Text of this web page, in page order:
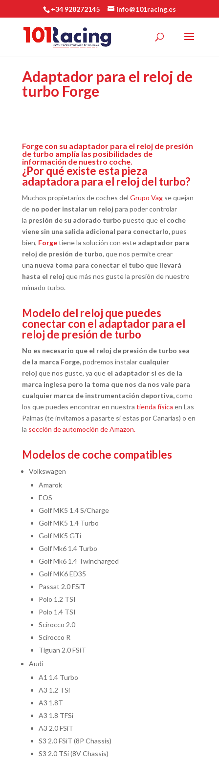
+34 928272145 info@101racing.es
Adaptador para el reloj de
turbo Forge
Forge con su adaptador para el reloj de presión
de turbo amplía las posibilidades de
información de nuestro coche.
¿Por qué existe esta pieza
adaptadora para el reloj del turbo?
Muchos propietarios de coches del Grupo Vagse quejan
de no poder instalar un reloj para poder controlar
la presión de su adorado turbo puesto queel coche
viene sin una salida adicional para conectarlo,pues
bien, Forgetiene la solución con este adaptador para
reloj de presión de turbo, que nos permite crear
una nueva toma para conectar el tubo que llevará
hasta el reloj que más nos guste la presión de nuestro
mimado turbo.
Modelo del reloj que puedes
conectar con el adaptador para el
reloj de presión de turbo
No es necesario que el reloj de presión de turbo sea
de la marca Forge,podremos instalar cualquier
reloj que nos guste, ya que el adaptador si es de la
marca inglesa pero la toma que nos da nos vale para
cualquier marca de instrumentación deportiva,como
los que puedes encontrar en nuestra tienda física en Las
Palmas (te invitamos a pasarte si estas por Canarias) o en
la sección de automoción de Amazon.
Modelos de coche compatibles
Volkswagen
Amarok
EOS
Golf MK5 1.4 S/Charge
Golf MK5 1.4 Turbo
Golf MK5 GTi
Golf Mk6 1.4 Turbo
Golf Mk6 1.4 Twincharged
Golf MK6 ED35
Passat 2.0 FSiT
Polo 1.2 TSI
Polo 1.4 TSI
Scirocco 2.0
Scirocco R
Tiguan 2.0 FSiT
Audi
A1 1.4 Turbo
A3 1.2 TSi
A3 1.8T
A3 1.8 TFSi
A3 2.0 FSiT
S3 2.0 FSiT (8P Chassis)
S3 2.0 TSi (8V Chassis)